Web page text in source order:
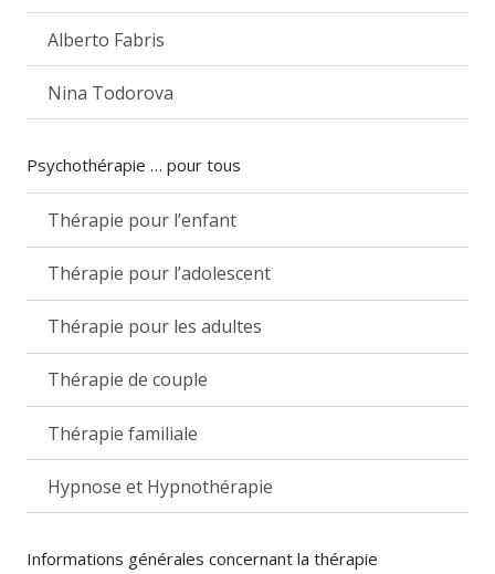
Alberto Fabris
Nina Todorova
Psychothérapie … pour tous
Thérapie pour l’enfant
Thérapie pour l’adolescent
Thérapie pour les adultes
Thérapie de couple
Thérapie familiale
Hypnose et Hypnothérapie
Informations générales concernant la thérapie